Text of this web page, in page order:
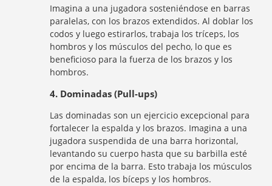
Imagina a una jugadora sosteniéndose en barras
paralelas, con los brazos extendidos. Al doblar los
codos y luego estirarlos, trabaja los tríceps, los
hombros y los músculos del pecho, lo que es
beneficioso para la fuerza de los brazos y los
hombros.
4. Dominadas (Pull-ups)
Las dominadas son un ejercicio excepcional para
fortalecer la espalda y los brazos. Imagina a una
jugadora suspendida de una barra horizontal,
levantando su cuerpo hasta que su barbilla esté
por encima de la barra. Esto trabaja los músculos
de la espalda, los bíceps y los hombros.